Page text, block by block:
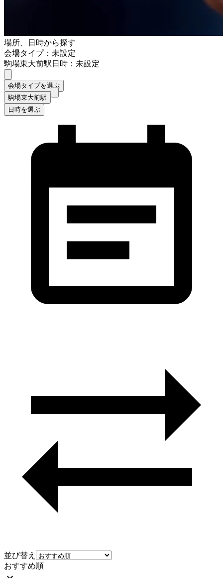
場所、日時から探す
会場タイプ：未設定
駒場東大前駅日時：未設定
会場タイプを選ぶ
駒場東大前駅
日時を選ぶ
並び替え
おすすめ順